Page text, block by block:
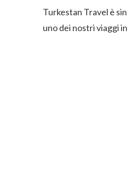
Turkestan Travel è
uno dei nostri viaggi